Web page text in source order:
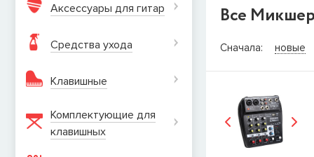
Аксессуары для гитар
Средства ухода
Клавишные
Комплектующие для
клавишных
Все
ТовараСтруны
когда товар
Имя
Сначала: новые